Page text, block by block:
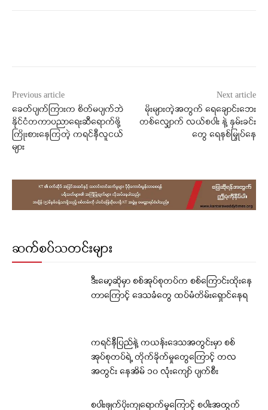
Previous article
ခေတ်ပျက်ကြားက စိတ်မပျက်ဘဲ
နိုင်ငံတကာပညာရေးဆီရောက်ဖို့
ကြိုးစားနေကြတဲ့ ကရင်နီလူငယ်
များ
Next article
မိုးများတဲ့အတွက် ရေချောင်းဘေး
တစ်လျှောက် လယ်စပါး နဲ့ နှမ်းခင်း
တွေ ရေနစ်မြှုပ်နေ
ဆက်စပ်သတင်းများ
ဒီးမော့ဆိုမှာ စစ်အုပ်စုတပ်က စစ်ကြောင်းထိုးနေ
တာကြောင့် ဒေသခံတွေ ထပ်မံတိမ်းရှောင်နေရ
ကရင်နီပြည်နဲ့ ကယန်းဒေသအတွင်းမှာ စစ်
အုပ်စုတပ်ရဲ့ တိုက်ခိုက်မှုတွေကြောင့် တလ
အတွင်း နေအိမ် ၁၀ လုံးကျော် ပျက်စီး
စပါးဖျက်ပိုးကျရောက်မှုကြောင့် စပါးအထွက်